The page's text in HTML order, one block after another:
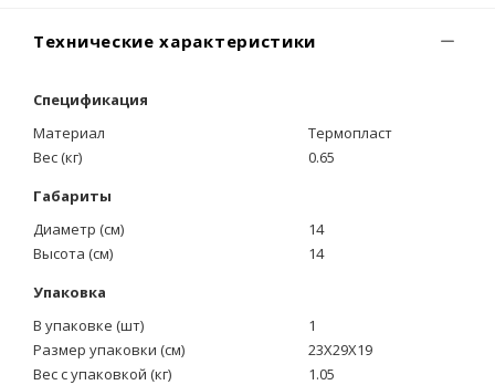
Технические характеристики
Спецификация
Материал
Термопласт
Вес (кг)
0.65
Габариты
Диаметр (см)
14
Высота (см)
14
Упаковка
В упаковке (шт)
1
Размер упаковки (см)
23X29X19
Вес с упаковкой (кг)
1.05